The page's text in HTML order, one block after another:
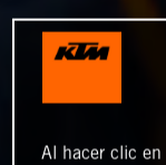
Al hacer clic en